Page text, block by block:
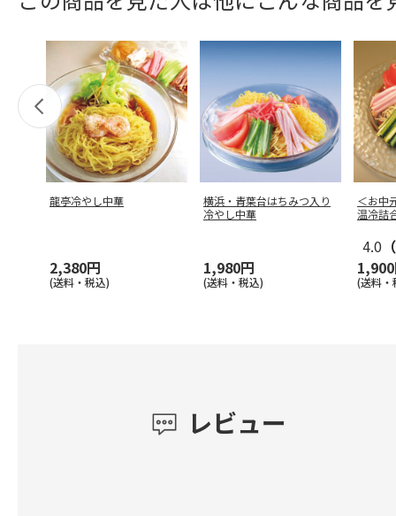
龍亭冷やし中華
2,380円
(送料・税込)
横浜・青葉台はちみつ入り
冷やし中華
1,980円
(送料・税込)
＜お中
温冷詰
4.0
(送料・
レビュー